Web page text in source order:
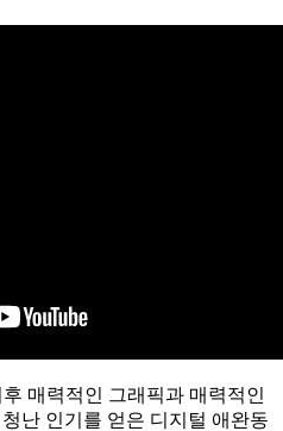
매력적인 그래픽과 매력적인
난 인기를 얻은 디지털 애완동